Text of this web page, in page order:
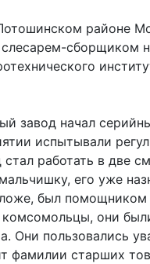
районе
слесарем-сборщиком
завод начал
испытывали
работать в две
его уже
был помощником
комсомольцы, они
Они пользовались
фамилии старших